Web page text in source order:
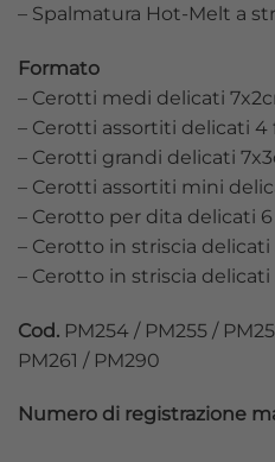
– Spalmatura Hot-Melt a
Formato
– Cerotti medi delicati
– Cerotti assortiti delicati 4
– Cerotti grandi delicati
– Cerotti assortiti mini
– Cerotto per dita delicati 6
– Cerotto in striscia delicati
– Cerotto in striscia delicati
Cod. PM254 / PM255 /
PM261 / PM290
Numero di registrazione